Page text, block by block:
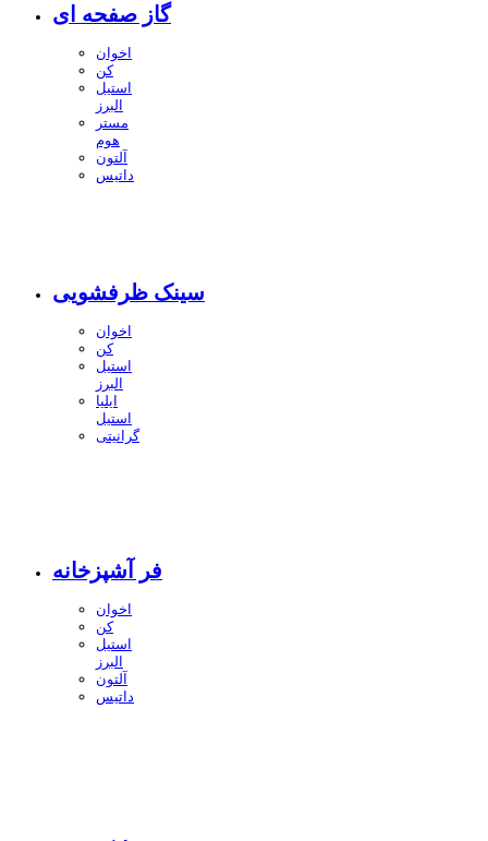
گاز صفحه ای
اخوان
کن
استیل
البرز
مستر
هوم
آلتون
داتیس
سینک ظرفشویی
اخوان
کن
استیل
البرز
ایلیا
استیل
گرانیتی
فر آشپزخانه
اخوان
کن
استیل
البرز
آلتون
داتیس